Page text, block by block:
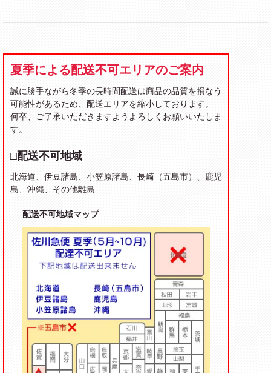
夏季による配送不可エリアのご案内
誠に勝手ながら冬季の長時間配送は商品の品質を損なう
可能性があるため、配送エリアを縮小しております。
何卒、ご了承いただきますようよろしくお願いいたしま
す。
□配送不可地域
北海道、伊豆諸島、小笠原諸島、長崎（五島市）、鹿児
島、沖縄、その他離島
配送不可地域マップ